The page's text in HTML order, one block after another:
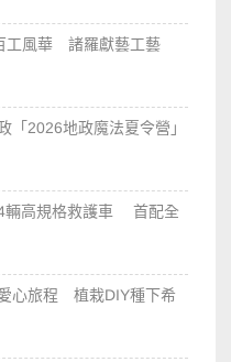
工風華 諸羅獻藝工藝
「2026地政魔法夏令營」
輛高規格救護車 首配全
心旅程 植栽DIY種下希